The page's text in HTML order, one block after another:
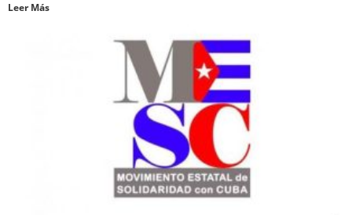
Leer Más